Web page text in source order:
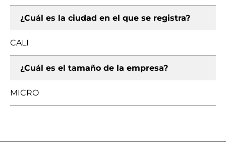
¿Cuál es la ciudad en el que se registra?
CALI
¿Cuál es el tamaño de la empresa?
MICRO